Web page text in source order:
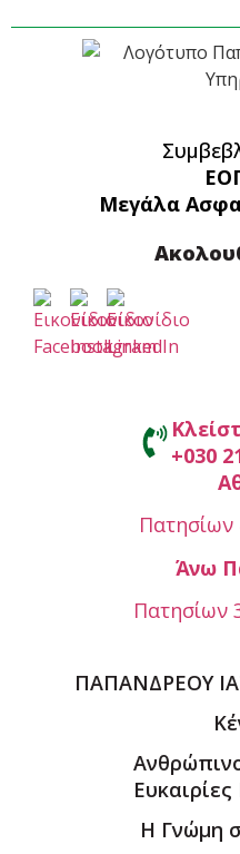
Μεγάλα
+030
Πατησίων
Άνω
Πατησίων
ΠΑΠΑΝΔΡΕΟΥ
Η Γνώμη